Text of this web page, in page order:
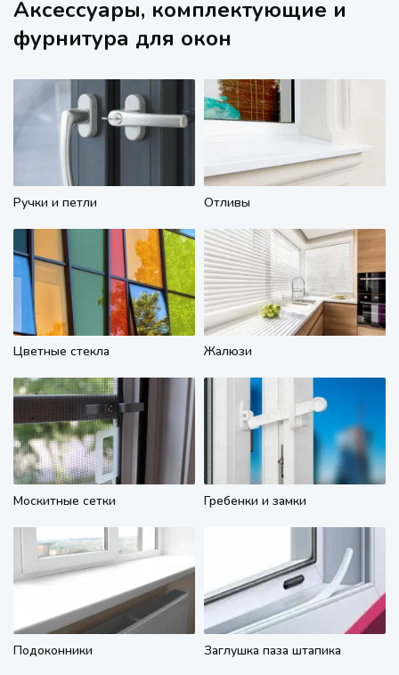
Аксессуары, комплектующие и
фурнитура для окон
Ручки и петли Отливы
Цветные стекла Жалюзи
Москитные сетки Гребенки и замки
Подоконники Заглушка паза штапика